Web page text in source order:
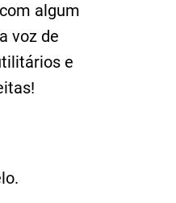
algum
voz de
e